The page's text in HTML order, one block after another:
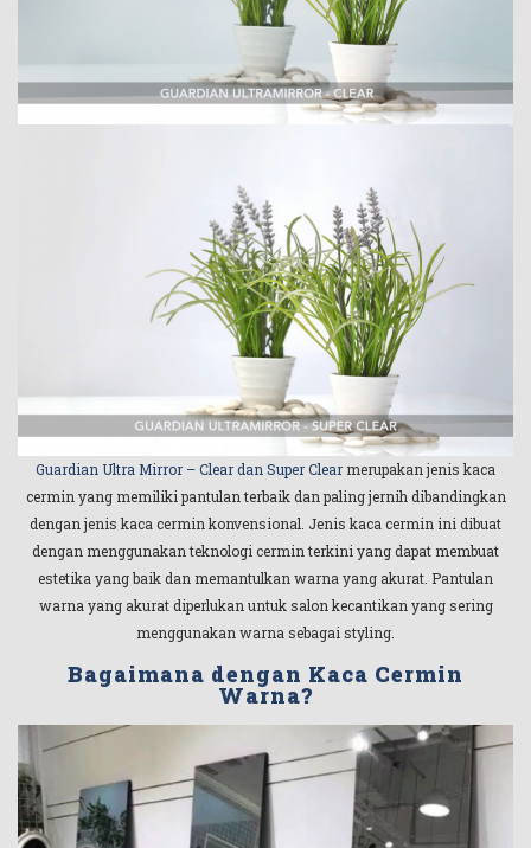
Guardian Ultra Mirror – Clear dan Super Clear merupakan jenis kaca
cermin yang memiliki pantulan terbaik dan paling jernih dibandingkan
dengan jenis kaca cermin konvensional. Jenis kaca cermin ini dibuat
dengan menggunakan teknologi cermin terkini yang dapat membuat
estetika yang baik dan memantulkan warna yang akurat. Pantulan
warna yang akurat diperlukan untuk salon kecantikan yang sering
menggunakan warna sebagai styling.
Bagaimana dengan Kaca Cermin
Warna?